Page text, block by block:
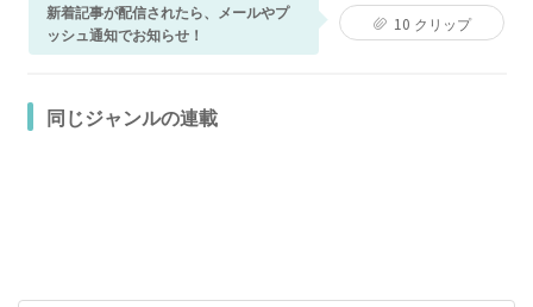
新着記事が配信されたら、メールやプ
ッシュ通知でお知らせ！
10 クリップ
同じジャンルの連載